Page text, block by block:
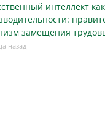
интеллект
замещения
назад